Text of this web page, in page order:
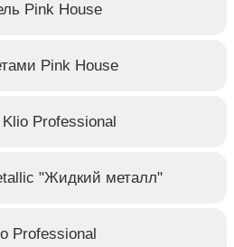
Pink House
Pink House
Professional
"Жидкий металл"
Professional